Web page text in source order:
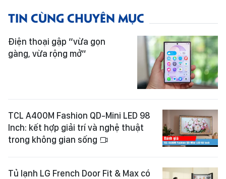
TIN CÙNG CHUYÊN MỤC
Điện thoại gập “vừa gọn
gàng, vừa rộng mở”
TCL A400M Fashion QD-Mini LED 98
Inch: kết hợp giải trí và nghệ thuật
trong không gian sống
Tủ lạnh LG French Door Fit & Max có